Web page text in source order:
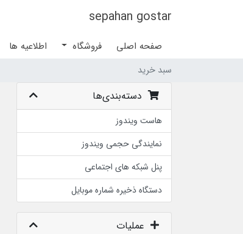
sepahan gostar
صفحه اصلی فروشگاه اطلاعیه ها
سبد خرید
دسته‌بندی‌ها
هاست ویندوز
نمایندگی حجمی ویندوز
پنل شبکه های اجتماعی
دستگاه ذخیره شماره موبایل
عملیات